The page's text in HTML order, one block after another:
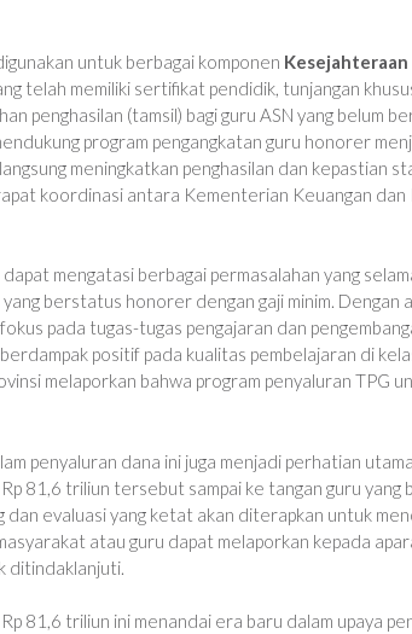
untuk berbagai komponen Kesejahteraan
telah memiliki sertifikat pendidik, tunjangan
penghasilan (tamsil) bagi guru ASN yang belum
program pengangkatan guru honorer
meningkatkan penghasilan dan kepastian
koordinasi antara Kementerian Keuangan
mengatasi berbagai permasalahan yang
berstatus honorer dengan gaji minim. Dengan
pada tugas-tugas pengajaran dan
positif pada kualitas pembelajaran di
melaporkan bahwa program penyaluran TPG
penyaluran dana ini juga menjadi perhatian
81,6 triliun tersebut sampai ke tangan guru
evaluasi yang ketat akan diterapkan untuk
atau guru dapat melaporkan kepada
ditindaklanjuti.
81,6 triliun ini menandai era baru dalam upaya